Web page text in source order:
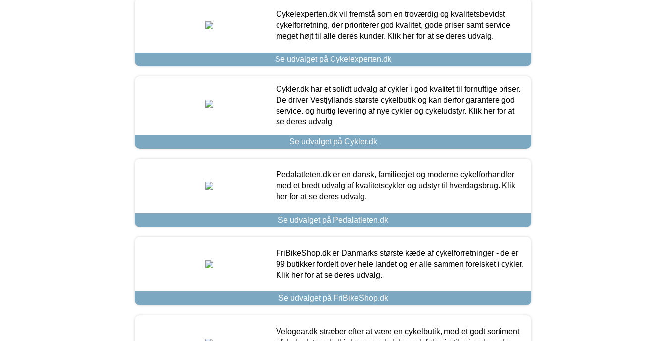
Cykelexperten.dk vil fremstå som en troværdig og kvalitetsbevidst
cykelforretning, der prioriterer god kvalitet, gode priser samt service
meget højt til alle deres kunder. Klik her for at se deres udvalg.
Se udvalget på Cykelexperten.dk
Cykler.dk har et solidt udvalg af cykler i god kvalitet til fornuftige priser.
De driver Vestjyllands største cykelbutik og kan derfor garantere god
service, og hurtig levering af nye cykler og cykeludstyr. Klik her for at
se deres udvalg.
Se udvalget på Cykler.dk
Pedalatleten.dk er en dansk, familieejet og moderne cykelforhandler
med et bredt udvalg af kvalitetscykler og udstyr til hverdagsbrug. Klik
her for at se deres udvalg.
Se udvalget på Pedalatleten.dk
FriBikeShop.dk er Danmarks største kæde af cykelforretninger - de er
99 butikker fordelt over hele landet og er alle sammen forelsket i cykler.
Klik her for at se deres udvalg.
Se udvalget på FriBikeShop.dk
Velogear.dk stræber efter at være en cykelbutik, med et godt sortiment